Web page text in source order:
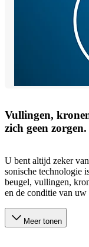
Vullingen,
zich geen zorgen.
U bent altijd zeker
sonische technologie
beugel, vullingen,
en de conditie van uw
Meer tonen